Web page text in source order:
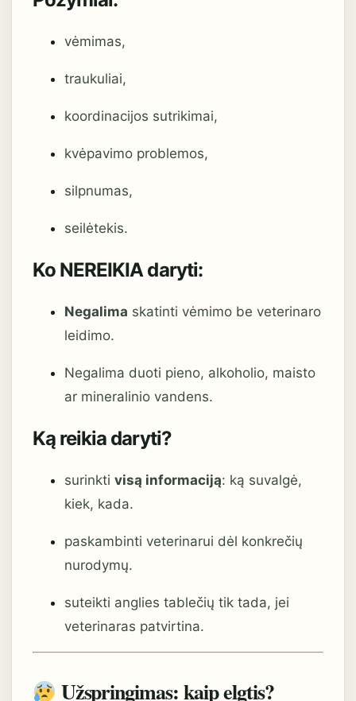
vėmimas,
traukuliai,
koordinacijos sutrikimai,
kvėpavimo problemos,
silpnumas,
seilėtekis.
Ko NEREIKIA daryti:
Negalima skatinti vėmimo be veterinaro
leidimo.
Negalima duoti pieno, alkoholio, maisto
ar mineralinio vandens.
Ką reikia daryti?
surinkti visą informaciją: ką suvalgė,
kiek, kada.
paskambinti veterinarui dėl konkrečių
nurodymų.
suteikti anglies tablečių tik tada, jei
veterinaras patvirtina.
Užspringimas: kaip elgtis?